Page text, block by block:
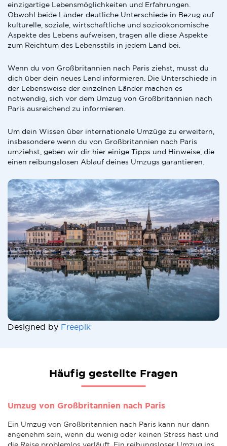
einzigartige Lebensmöglichkeiten und Erfahrungen.
Obwohl beide Länder deutliche Unterschiede in Bezug auf
kulturelle, soziale, wirtschaftliche und sozioökonomische
Aspekte des Lebens aufweisen, tragen alle diese Aspekte
zum Reichtum des Lebensstils in jedem Land bei.
Wenn du von Großbritannien nach Paris ziehst, musst du
dich über dein neues Land informieren. Die Unterschiede in
der Lebensweise der einzelnen Länder machen es
notwendig, sich vor dem Umzug von Großbritannien nach
Paris ausreichend zu informieren.
Um dein Wissen über internationale Umzüge zu erweitern,
insbesondere wenn du von Großbritannien nach Paris
umziehst, geben wir dir hier einige Tipps und Hinweise, die
einen reibungslosen Ablauf deines Umzugs garantieren.
Designed by Freepik
Häufig gestellte Fragen
Umzug von Großbritannien nach Paris
Ein Umzug von Großbritannien nach Paris kann nur dann
angenehm sein, wenn du wenig oder keinen Stress hast und
die Reise problemlos verläuft. Ein reibungsloser Umzug ins